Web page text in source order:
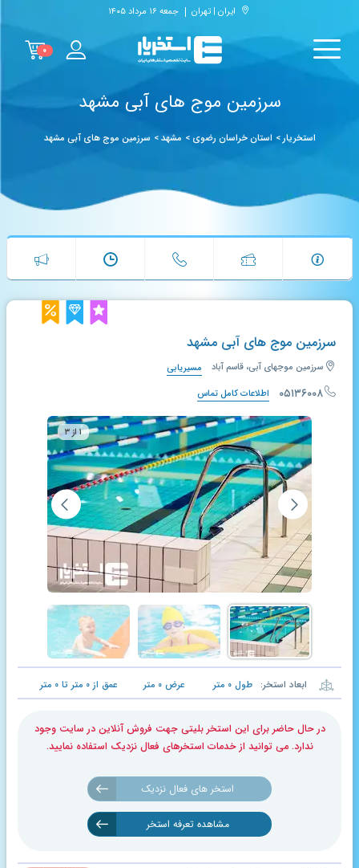
ایران | تهران جمعه ۱۶ مرداد ۱۴۰۵
۰
سرزمین موج های آبی مشهد
استخریار> استان خراسان رضوی > مشهد> سرزمین موج های آبی مشهد
سرزمین موج های آبی مشهد
سرزمین موجهای آبی، قاسم آباد مسیریابی
۰۵۱۳۶۰۰۸ اطلاعات کامل تماس
۱ از ۳
ابعاد استخر: طول ۰ متر عرض۰ متر عمق از۰ متر تا۰ متر
در حال حاضر برای این استخر بلیتی جهت فروش آنلاین در سایت وجود
ندارد. می توانید از خدمات استخرهای فعال نزدیک استفاده نمایید.
استخر های فعال نزدیک
مشاهده تعرفه استخر